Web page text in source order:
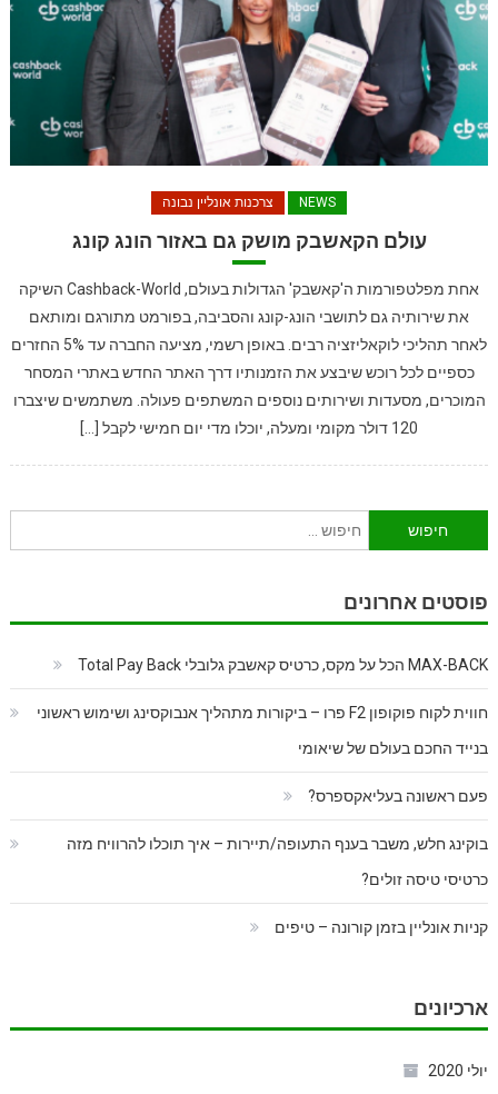
NEWS צרכנות אונליין נבונה
עולם הקאשבק מושק גם באזור הונג קונג
אחת מפלטפורמות ה'קאשבק' הגדולות בעולם, Cashback-World השיקה
את שירותיה גם לתושבי הונג-קונג והסביבה, בפורמט מתורגם ומותאם
לאחר תהליכי לוקאליזציה רבים. באופן רשמי, מציעה החברה עד 5% החזרים
כספיים לכל רוכש שיבצע את הזמנותיו דרך האתר החדש באתרי המסחר
המוכרים, מסעדות ושירותים נוספים המשתפים פעולה. משתמשים שיצברו
120 דולר מקומי ומעלה, יוכלו מדי יום חמישי לקבל […]
חיפוש:
פוסטים אחרונים
MAX-BACK הכל על מקס, כרטיס קאשבק גלובלי Total Pay Back
חווית לקוח פוקופון F2 פרו – ביקורות מתהליך אנבוקסינג ושימוש ראשוני
בנייד החכם בעולם של שיאומי
פעם ראשונה בעליאקספרס?
בוקינג חלש, משבר בענף התעופה/תיירות – איך תוכלו להרוויח מזה
כרטיסי טיסה זולים?
קניות אונליין בזמן קורונה – טיפים
ארכיונים
יולי 2020